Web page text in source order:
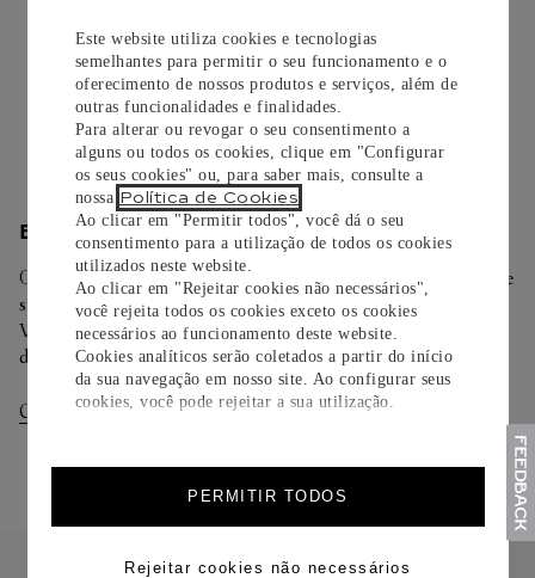
Este website utiliza cookies e tecnologias
semelhantes para permitir o seu funcionamento e o
oferecimento de nossos produtos e serviços, além de
outras funcionalidades e finalidades.
Para alterar ou revogar o seu consentimento a
alguns ou todos os cookies, clique em "Configurar
os seus cookies" ou, para saber mais, consulte a
nossa Política de Cookies
Ao clicar em "Permitir todos", você dá o seu
consentimento para a utilização de todos os cookies
utilizados neste website.
Ao clicar em "Rejeitar cookies não necessários",
você rejeita todos os cookies exceto os cookies
necessários ao funcionamento deste website.
Cookies analíticos serão coletados a partir do início
da sua navegação em nosso site. Ao configurar seus
cookies, você pode rejeitar a sua utilização.
PERMITIR TODOS
Rejeitar cookies não necessários
cuidadosamente embrulhados para presente e oferecem a
opção de adicionar um cartão personalizado.
Saiba mais
ENTREGA/DEVOLUÇÃO
Oferecemos diferentes opções de entrega. Selecione o envio de
sua preferência na finalização de seu pedido.
Você pode trocar ou devolver sua criação Cartier em até 30
dias.
Consultar Entregas Consultar Devoluções